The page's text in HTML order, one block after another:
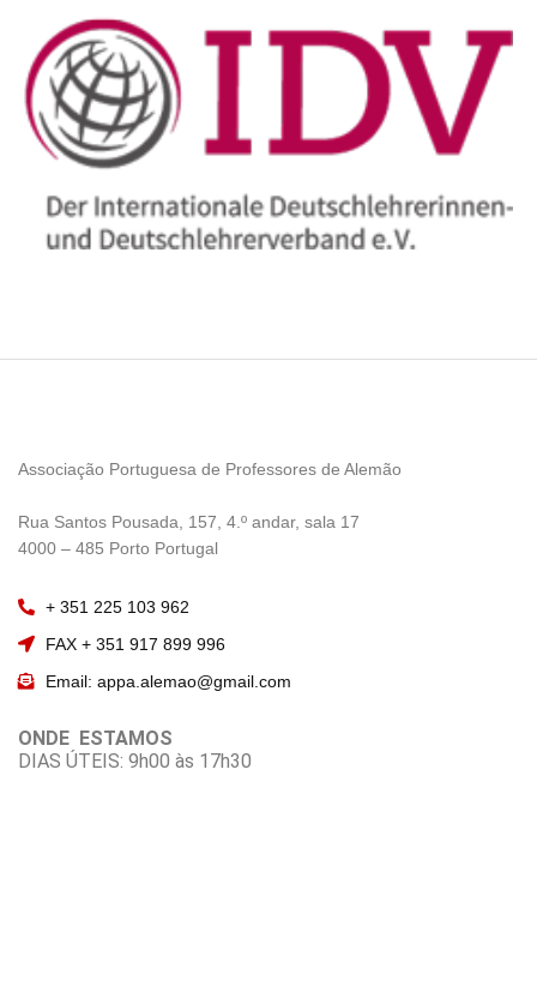
Associação Portuguesa de Professores de Alemão
Rua Santos Pousada, 157, 4.º andar, sala 17
4000 – 485 Porto Portugal
+ 351 225 103 962
FAX + 351 917 899 996
Email: appa.alemao@gmail.com
ONDE ESTAMOS
DIAS ÚTEIS: 9h00 às 17h30